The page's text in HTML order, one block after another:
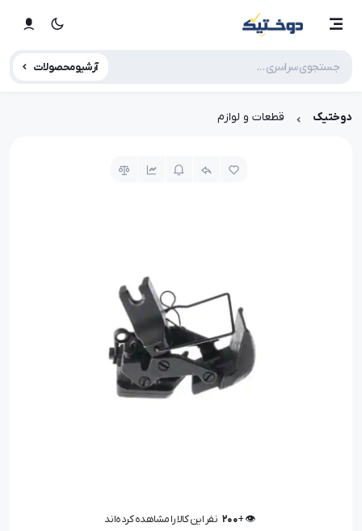
آرشیو محصولات
دوختیک قطعات و لوازم
👁️ +
200 نفر این کالا را مشاهده کرده‌اند